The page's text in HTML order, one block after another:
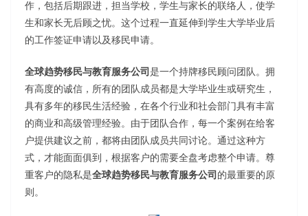
作，包括后期跟进，担当学校，学生与家长的联络人，使学
生和家长无后顾之忧。这个过程一直延伸到学生大学毕业后
的工作签证申请以及移民申请。
全球趋势移民与教育服务公司是一个持牌移民顾问团队。拥
有高度的诚信，所有的团队成员都是大学毕业生或研究生，
具有多年的移民生活经验，在各个行业和社会部门具有丰富
的商业和高级管理经验。由于团队合作，每一个案例在给客
户提供建议之前，都将由团队成员共同讨论。通过这种方
式，才能面面俱到，根据客户的需要全盘考虑整个申请。尊
重客户的隐私是全球趋势移民与教育服务公司的最重要的原
则。